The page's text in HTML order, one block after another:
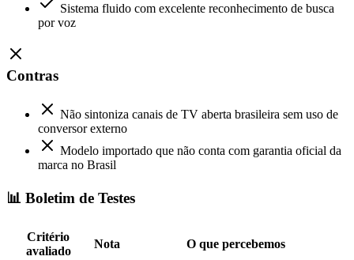
Sistema fluido com excelente reconhecimento de busca
por voz
Contras
Não sintoniza canais de TV aberta brasileira sem uso de
conversor externo
Modelo importado que não conta com garantia oficial da
marca no Brasil
📊 Boletim de Testes
Critério
avaliado
Nota
O que percebemos